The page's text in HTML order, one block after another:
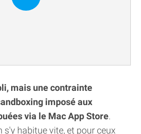
mais une contrainte
imposé aux
via le Mac App Store.
s'y habitue vite, et pour ceux